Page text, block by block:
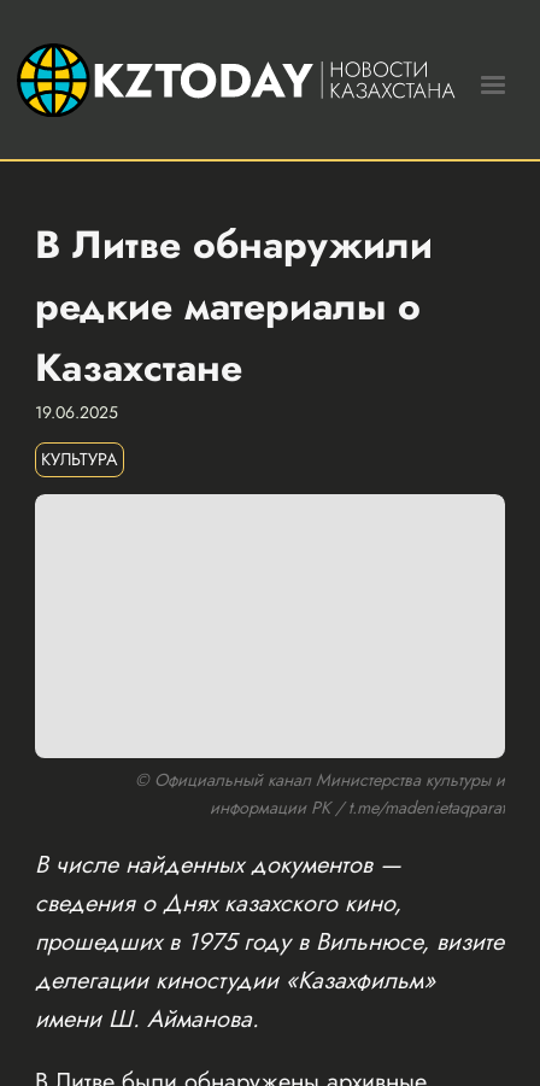
В Литве обнаружили
редкие материалы о
Казахстане
19.06.2025
КУЛЬТУРА
© Официальный канал Министерства культуры и
информации РК / t.me/madenietaqparat
В числе найденных документов —
сведения о Днях казахского кино,
прошедших в 1975 году в Вильнюсе, визите
делегации киностудии «Казахфильм»
имени Ш. Айманова.